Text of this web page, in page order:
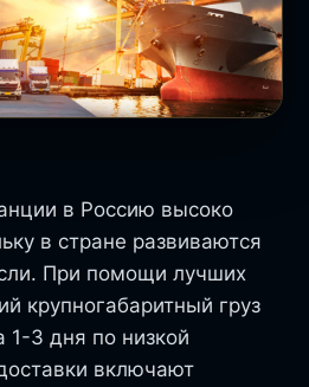
в Россию высоко
в стране развиваются
При помощи лучших
крупногабаритный груз
1-3 дня по низкой
включают